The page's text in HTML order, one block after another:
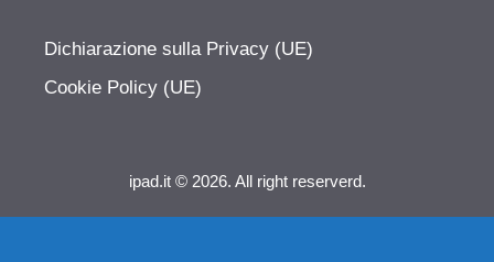
Dichiarazione sulla Privacy (UE)
Cookie Policy (UE)
ipad.it © 2026. All right reserverd.